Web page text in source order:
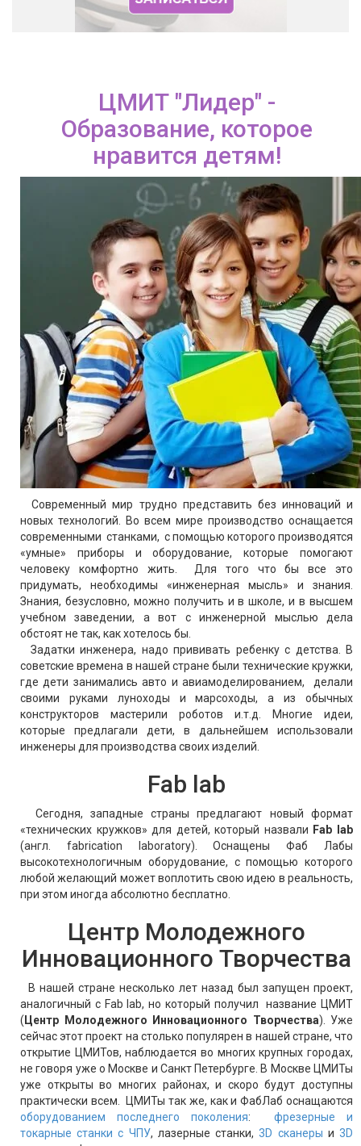
ЦМИТ "Лидер" -
Образование, которое
нравится детям!
Современный мир трудно представить без инноваций и
новых технологий. Во всем мире производство оснащается
современными станками, с помощью которого производятся
«умные» приборы и оборудование, которые помогают
человеку комфортно жить. Для того что бы все это
придумать, необходимы «инженерная мысль» и знания.
Знания, безусловно, можно получить и в школе, и в высшем
учебном заведении, а вот с инженерной мыслью дела
обстоят не так, как хотелось бы.
Задатки инженера, надо прививать ребенку с детства. В
советские времена в нашей стране были технические кружки,
где дети занимались авто и авиамоделированием, делали
своими руками луноходы и марсоходы, а из обычных
конструкторов мастерили роботов и.т.д. Многие идеи,
которые предлагали дети, в дальнейшем использовали
инженеры для производства своих изделий.
Fab lab
Сегодня, западные страны предлагают новый формат
«технических кружков» для детей, который назвали Fab lab
(англ. fabrication laboratory). Оснащены Фаб Лабы
высокотехнологичным оборудование, с помощью которого
любой желающий может воплотить свою идею в реальность,
при этом иногда абсолютно бесплатно.
Центр Молодежного
Инновационного Творчества
В нашей стране несколько лет назад был запущен проект,
аналогичный с Fab lab, но который получил название ЦМИТ
( Центр Молодежного Инновационного Творчества). Уже
сейчас этот проект на столько популярен в нашей стране, что
открытие ЦМИТов, наблюдается во многих крупных городах,
не говоря уже о Москве и Санкт Петербурге. В Москве ЦМИТы
уже открыты во многих районах, и скоро будут доступны
практически всем. ЦМИТы так же, как и ФабЛаб оснащаются
оборудованием последнего поколения: фрезерные и
токарные станки с ЧПУ, лазерные станки,3D сканеры и3D